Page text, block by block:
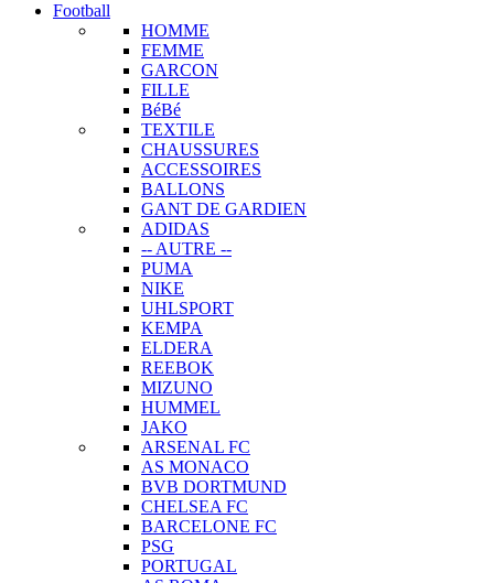
Football
HOMME
FEMME
GARCON
FILLE
BéBé
TEXTILE
CHAUSSURES
ACCESSOIRES
BALLONS
GANT DE GARDIEN
ADIDAS
-- AUTRE --
PUMA
NIKE
UHLSPORT
KEMPA
ELDERA
REEBOK
MIZUNO
HUMMEL
JAKO
ARSENAL FC
AS MONACO
BVB DORTMUND
CHELSEA FC
BARCELONE FC
PSG
PORTUGAL